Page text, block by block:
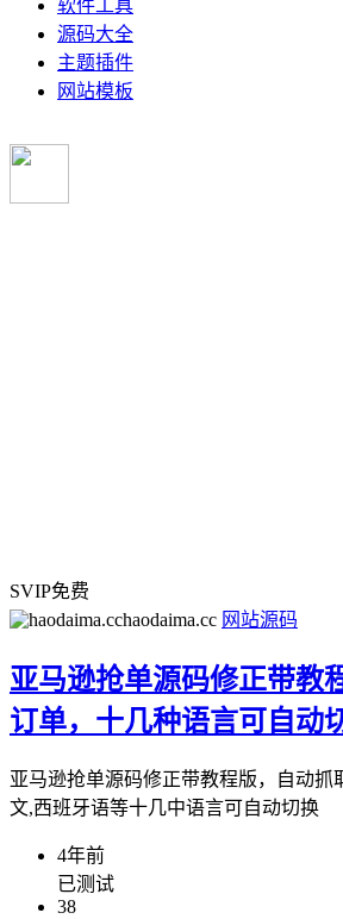
软件工具
源码大全
主题插件
网站模板
SVIP免费
haodaima.cc 网站源码
亚马逊抢单源码修正带教
订单，十几种语言可自动
亚马逊抢单源码修正带教程版，自动抓
文,西班牙语等十几中语言可自动切换
4年前
已测试
38